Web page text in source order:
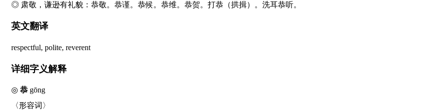
◎ 肃敬，谦逊有礼貌： 恭敬。 恭谨。 恭候。 恭维。 恭贺。打恭 （拱揖）。洗耳恭听。
英文翻译
respectful, polite, reverent
详细字义解释
恭 gōng
〈形容词〉